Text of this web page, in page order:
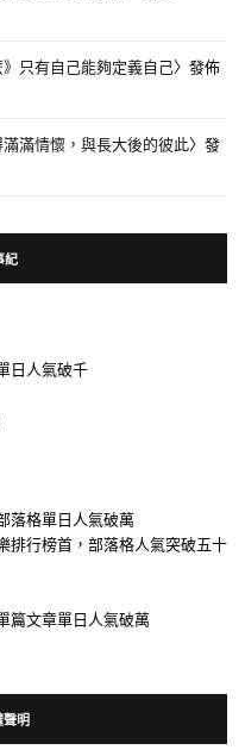
只有自己能夠定義自己〉發佈
滿情懷，與長大後的彼此〉發
紀
日人氣破千
落格單日人氣破萬
排行榜首，部落格人氣突破五十
篇文章單日人氣破萬
聲明